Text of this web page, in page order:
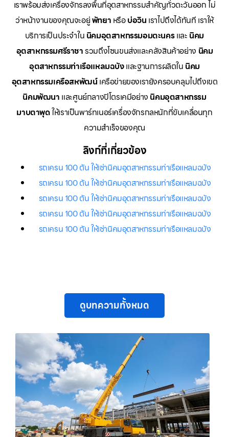
เราพร้อมส่งเครื่องจักรลงพื้นที่อุตสาหกรรมสำคัญทั่วตะวันออก ไม่
ว่าหน้างานของคุณจะอยู่พัทยา หรือบ่อวิน เราไปถึงได้ทันที เราให้
บริการเป็นประจำใน นิคมอุตสาหกรรมอมตะนครและ นิคม
อุตสาหกรรมศรีราชารวมถึงโซนขนส่งและคลังสินค้าอย่าง นิคม
อุตสาหกรรมท่าเรือแหลมฉบังและฐานการผลิตใน นิคม
อุตสาหกรรมเครือสหพัฒน์เครือข่ายของเรายังครอบคลุมไปถึงเขต
นิคมพัฒนา และศูนย์กลางปิโตรเคมีอย่าง นิคมอุตสาหกรรม
มาบตาพุดให้เราเป็นพาร์ทเนอร์เครื่องจักรกลหนักที่ขับเคลื่อนทุก
ความสำเร็จของคุณ
ลิงก์ที่เกี่ยวข้อง
รถเครน 100 ตัน ให้เช่านิคมอุตสาหกรรมท่าเรือแหลมฉบัง
รถเครน 100 ตัน ให้เช่านิคมอุตสาหกรรมท่าเรือแหลมฉบัง
รถเครน 100 ตัน ให้เช่านิคมอุตสาหกรรมท่าเรือแหลมฉบัง
รถเครน 100 ตัน ให้เช่านิคมอุตสาหกรรมท่าเรือแหลมฉบัง
รถเครน 100 ตัน ให้เช่านิคมอุตสาหกรรมท่าเรือแหลมฉบัง
ดูบทความทั้งหมด